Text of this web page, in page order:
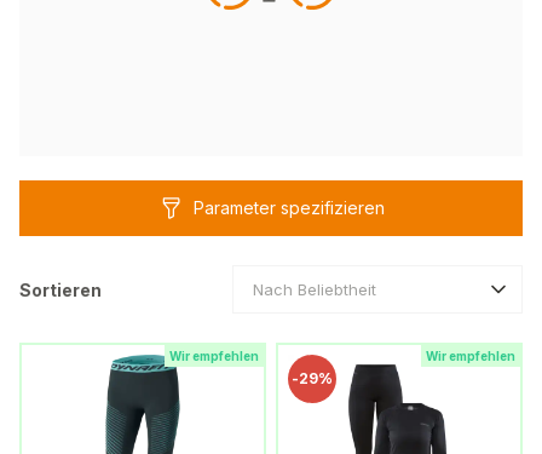
Parameter spezifizieren
Sortieren Nach Beliebtheit
Wir empfehlen Wir empfehlen
-29%